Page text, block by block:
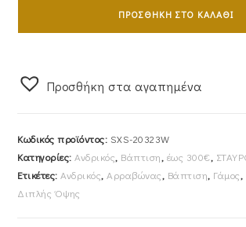
Aλυσίδα
Λευκόχρυσος
20323W
ποσότητα
ΠΡΟΣΘΉΚΗ ΣΤΟ ΚΑΛΆΘΙ
Προσθήκη στα αγαπημένα
Κωδικός προϊόντος: SXS-20323W
Κατηγορίες: Ανδρικός, Βάπτιση, έως 300€,
Ετικέτες: Ανδρικός, Αρραβώνας, Βάπτιση, Γάμος,
Διπλής Όψης